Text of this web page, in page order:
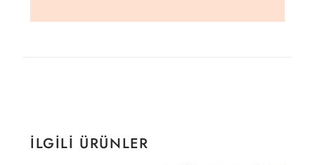
İLGILI ÜRÜNLER